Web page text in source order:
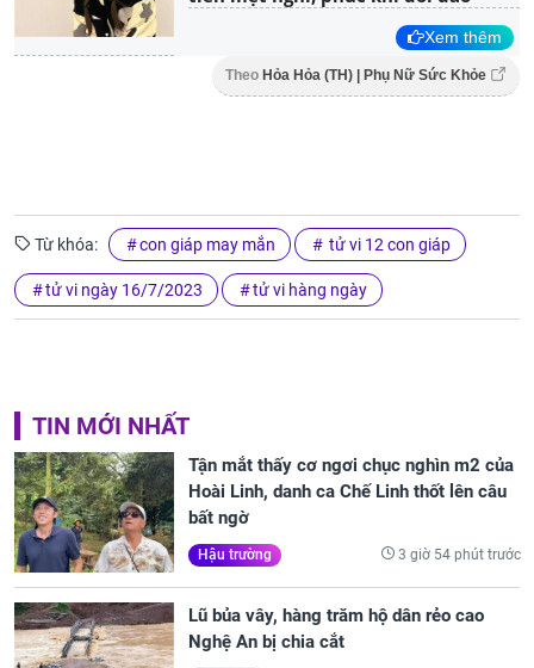
Xem thêm
Theo Hỏa Hỏa (TH) | Phụ Nữ Sức Khỏe
Từ khóa: con giáp may mắn tử vi 12 con giáp
tử vi ngày 16/7/2023 tử vi hàng ngày
TIN MỚI NHẤT
Tận mắt thấy cơ ngơi chục nghìn m2 của
Hoài Linh, danh ca Chế Linh thốt lên câu
bất ngờ
Hậu trường 3 giờ 54 phút trước
Lũ bủa vây, hàng trăm hộ dân rẻo cao
Nghệ An bị chia cắt